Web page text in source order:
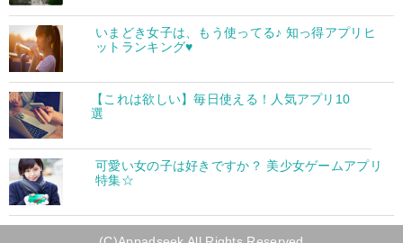
いまどき女子は、もう使ってる♪ 知っ得アプリヒ
ットランキング♥
【これは欲しい】毎日使える！人気アプリ10
選
可愛い女の子は好きですか？ 美少女ゲームアプリ
特集☆